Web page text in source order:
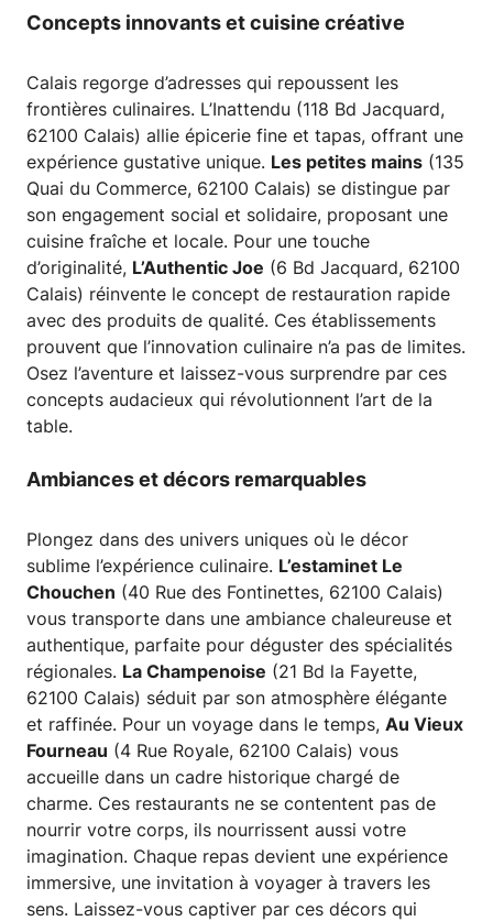
Concepts innovants et cuisine créative
Calais regorge d’adresses qui repoussent les
frontières culinaires. L’Inattendu (118 Bd Jacquard,
62100 Calais) allie épicerie fine et tapas, offrant une
expérience gustative unique. Les petites mains (135
Quai du Commerce, 62100 Calais) se distingue par
son engagement social et solidaire, proposant une
cuisine fraîche et locale. Pour une touche
d’originalité, L’Authentic Joe (6 Bd Jacquard, 62100
Calais) réinvente le concept de restauration rapide
avec des produits de qualité. Ces établissements
prouvent que l’innovation culinaire n’a pas de limites.
Osez l’aventure et laissez-vous surprendre par ces
concepts audacieux qui révolutionnent l’art de la
table.
Ambiances et décors remarquables
Plongez dans des univers uniques où le décor
sublime l’expérience culinaire. L’estaminet Le
Chouchen (40 Rue des Fontinettes, 62100 Calais)
vous transporte dans une ambiance chaleureuse et
authentique, parfaite pour déguster des spécialités
régionales. La Champenoise (21 Bd la Fayette,
62100 Calais) séduit par son atmosphère élégante
et raffinée. Pour un voyage dans le temps, Au Vieux
Fourneau (4 Rue Royale, 62100 Calais) vous
accueille dans un cadre historique chargé de
charme. Ces restaurants ne se contentent pas de
nourrir votre corps, ils nourrissent aussi votre
imagination. Chaque repas devient une expérience
immersive, une invitation à voyager à travers les
sens. Laissez-vous captiver par ces décors qui